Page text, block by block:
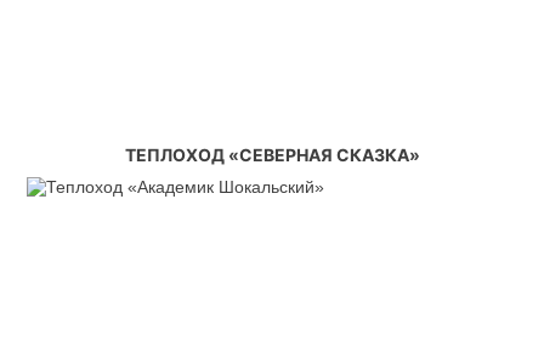
ТЕПЛОХОД «СЕВЕРНАЯ СКАЗКА»